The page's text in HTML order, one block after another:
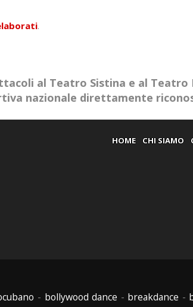
.
al Teatro Sistina e al Teatro
nazionale direttamente
HOME CHI SIAMO
- bollywood dance - breakdance -